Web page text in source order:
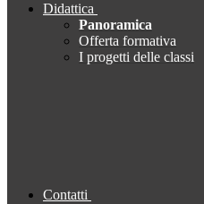
Didattica
Panoramica
Offerta formativa
I progetti delle classi
Contatti